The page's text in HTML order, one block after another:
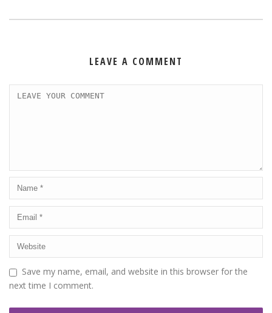
LEAVE A COMMENT
Save my name, email, and website in this browser for the
next time I comment.